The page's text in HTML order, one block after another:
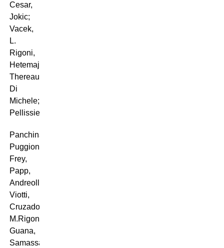
Cesar,
Jokic;
Vacek,
L.
Rigoni,
Hetemaj;
Thereau,
Di
Michele;
Pellissier.
Panchina:
Puggioni,
Frey,
Papp,
Andreolli,
Viotti,
Cruzado,
M.Rigoni,
Guana,
Samassa,